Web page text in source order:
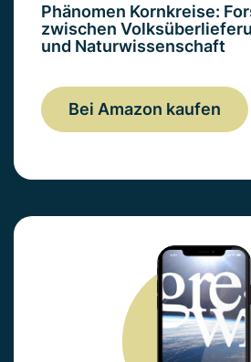
Phänomen Kornkreise:
zwischen
und Naturwissenschaft
Bei Amazon kaufen